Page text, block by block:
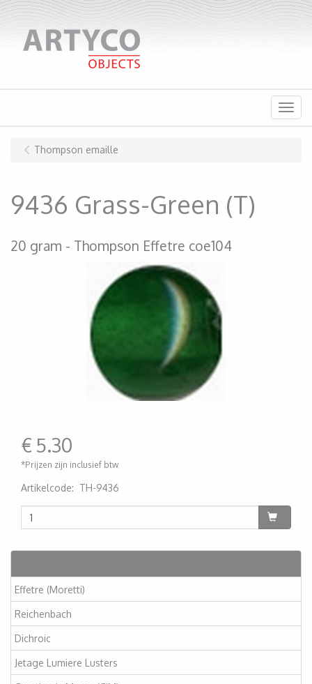
Menu
Effetre (Moretti)
Reichenbach
Dichroic
Jetage Lumiere Lusters
Thompson emaille
9436 Grass-Green (T)
20 gram Thompson Effetre coe104
€ 5.30
*Prijzen zijn inclusief btw
Artikelcode: TH-9436